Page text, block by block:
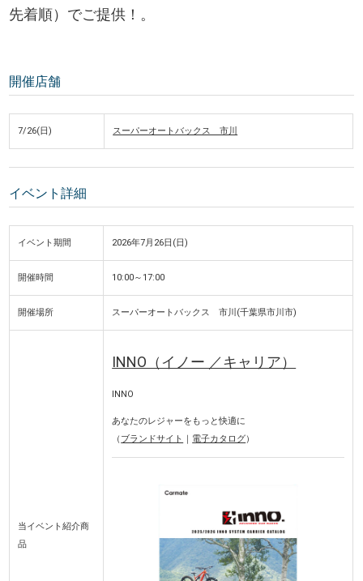
先着順）でご提供！。
開催店舗
7/26(日) スーパーオートバックス 市川
イベント詳細
イベント期間 2026年7月26日(日)
開催時間 10:00～17:00
開催場所 スーパーオートバックス 市川(千葉県市川市)
当イベント紹介商
品
INNO（イノー ／キャリア）
INNO
あなたのレジャーをもっと快適に
（ ブランドサイト ｜ 電子カタログ）